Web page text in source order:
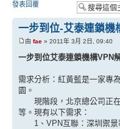
發表回覆
一步到位-艾泰連鎖機
由 fae » 2011年 3月 2日, 09:40
一步到位艾泰連鎖機構VPN
需求分析：紅黃藍是一家專
園。
現階段，北京總公司正在
等。現有以下需求：
1、VPN互聯：深圳禦景華